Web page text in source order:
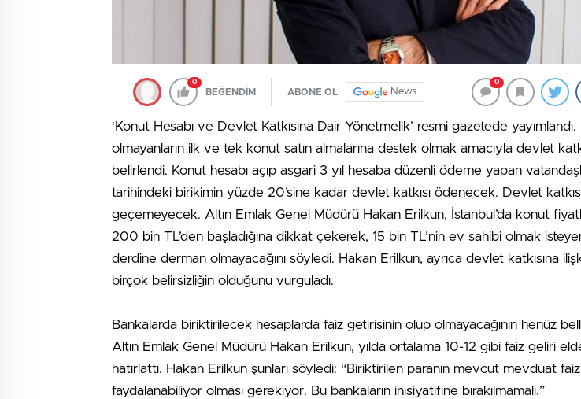
0
BEĞENDİM ABONE OL News
0
‘Konut Hesabı ve Devlet Katkısına Dair Yönetmelik’ resmi gazetede
olmayanların ilk ve tek konut satın almalarına destek olmak amacıyla devlet
belirlendi. Konut hesabı açıp asgari 3 yıl hesaba düzenli ödeme yapan
tarihindeki birikimin yüzde 20’sine kadar devlet katkısı ödenecek. Devlet
geçemeyecek. Altın Emlak Genel Müdürü Hakan Erilkun, İstanbul’da konut
200 bin TL’den başladığına dikkat çekerek, 15 bin TL’nin ev sahibi olmak
derdine derman olmayacağını söyledi. Hakan Erilkun, ayrıca devlet katkısına
birçok belirsizliğin olduğunu vurguladı.
Bankalarda biriktirilecek hesaplarda faiz getirisinin olup olmayacağının henüz belli
Altın Emlak Genel Müdürü Hakan Erilkun, yılda ortalama 10-12 gibi faiz geliri
hatırlattı. Hakan Erilkun şunları söyledi: “Biriktirilen paranın mevcut mevduat
faydalanabiliyor olması gerekiyor. Bu bankaların inisiyatifine bırakılmamalı.”